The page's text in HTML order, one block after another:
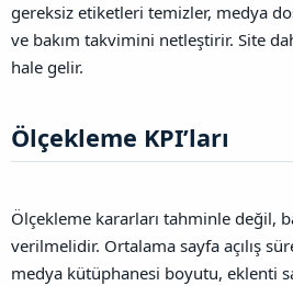
gereksiz etiketleri temizler, medya
ve bakım takvimini netleştirir. Site
hale gelir.
Ölçekleme KPI’ları​
Ölçekleme kararları tahminle değil,
verilmelidir. Ortalama sayfa açılış
medya kütüphanesi boyutu, eklenti